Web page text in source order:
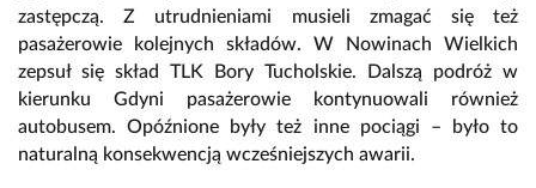
zastępczą. Z utrudnieniami musieli zmagać się też
pasażerowie kolejnych składów. W Nowinach Wielkich
zepsuł się skład TLK Bory Tucholskie. Dalszą podróż w
kierunku Gdyni pasażerowie kontynuowali również
autobusem. Opóźnione były też inne pociągi – było to
naturalną konsekwencją wcześniejszych awarii.